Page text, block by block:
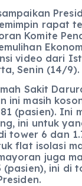
rapat
Komite
video dari
Senin (14/9).
Sakit
ini masih
(pasien). Ini
ini untuk
tower 6 dan
flat isolasi
juga
(pasien), ini di